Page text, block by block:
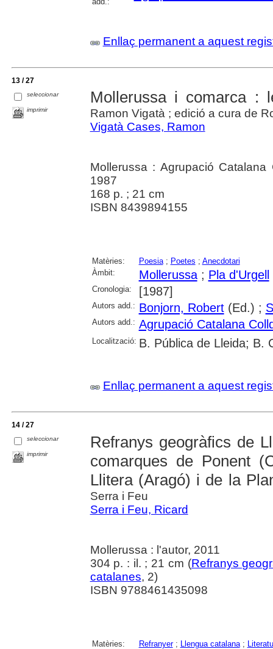
Enllaç permanent a aquest
13 / 27
seleccionar
imprimir
Mollerussa i comarca :
Ramon Vigatà ; edició a cura de
Vigatà Cases, Ramon
Mollerussa : Agrupació
1987
168 p. ; 21 cm
ISBN 8439894155
Matèries: Poesia; Poetes ; Anecdotari
Àmbit:
Mollerussa; Pla d'Urgell
Cronologia: [1987]
Autors add.: Bonjorn, Robert(Ed.) ;
Autors add.: Agrupació Catalana
Localització: B. Pública de Lleida; B.
Enllaç permanent a aquest
14 / 27
seleccionar
imprimir
Refranys geogràfics de
comarques de Ponent
Llitera (Aragó) i de la
Serra i Feu
Serra i Feu, Ricard
Mollerussa : l'autor, 2011
304 p. : il. ; 21 cm (Refranys
catalanes, 2)
ISBN 9788461435098
Matèries: Refranyer; Llengua catalana;